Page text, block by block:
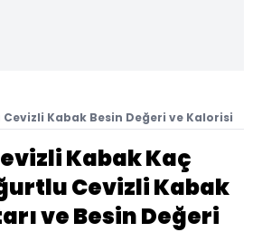
Kabak Besin Değeri ve Kalorisi
Kabak Kaç
Cevizli Kabak
ve Besin Değeri